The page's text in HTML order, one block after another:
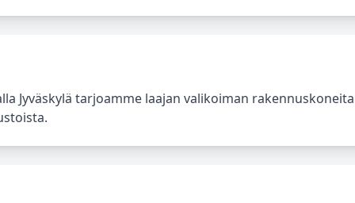
Jyväskylä tarjoamme laajan valikoiman